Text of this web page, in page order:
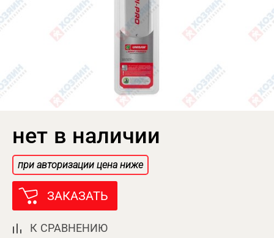
нет в наличии
при авторизации цена ниже
ЗАКАЗАТЬ
К СРАВНЕНИЮ